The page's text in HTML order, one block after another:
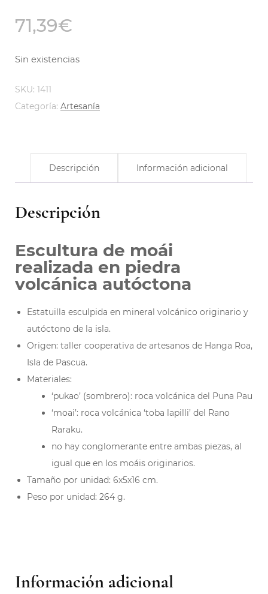
71,39€
Sin existencias
SKU: 1411
Categoría: Artesanía
Descripción Información adicional
Descripción
Escultura de moái
realizada en piedra
volcánica autóctona
Estatuilla esculpida en mineral volcánico originario y
autóctono de la isla.
Origen: taller cooperativa de artesanos de Hanga Roa,
Isla de Pascua.
Materiales:
‘pukao’ (sombrero): roca volcánica del Puna Pau
‘moai’: roca volcánica ‘toba lapilli’ del Rano
Raraku.
no hay conglomerante entre ambas piezas, al
igual que en los moáis originarios.
Tamaño por unidad: 6x5x16 cm.
Peso por unidad: 264 g.
Información adicional